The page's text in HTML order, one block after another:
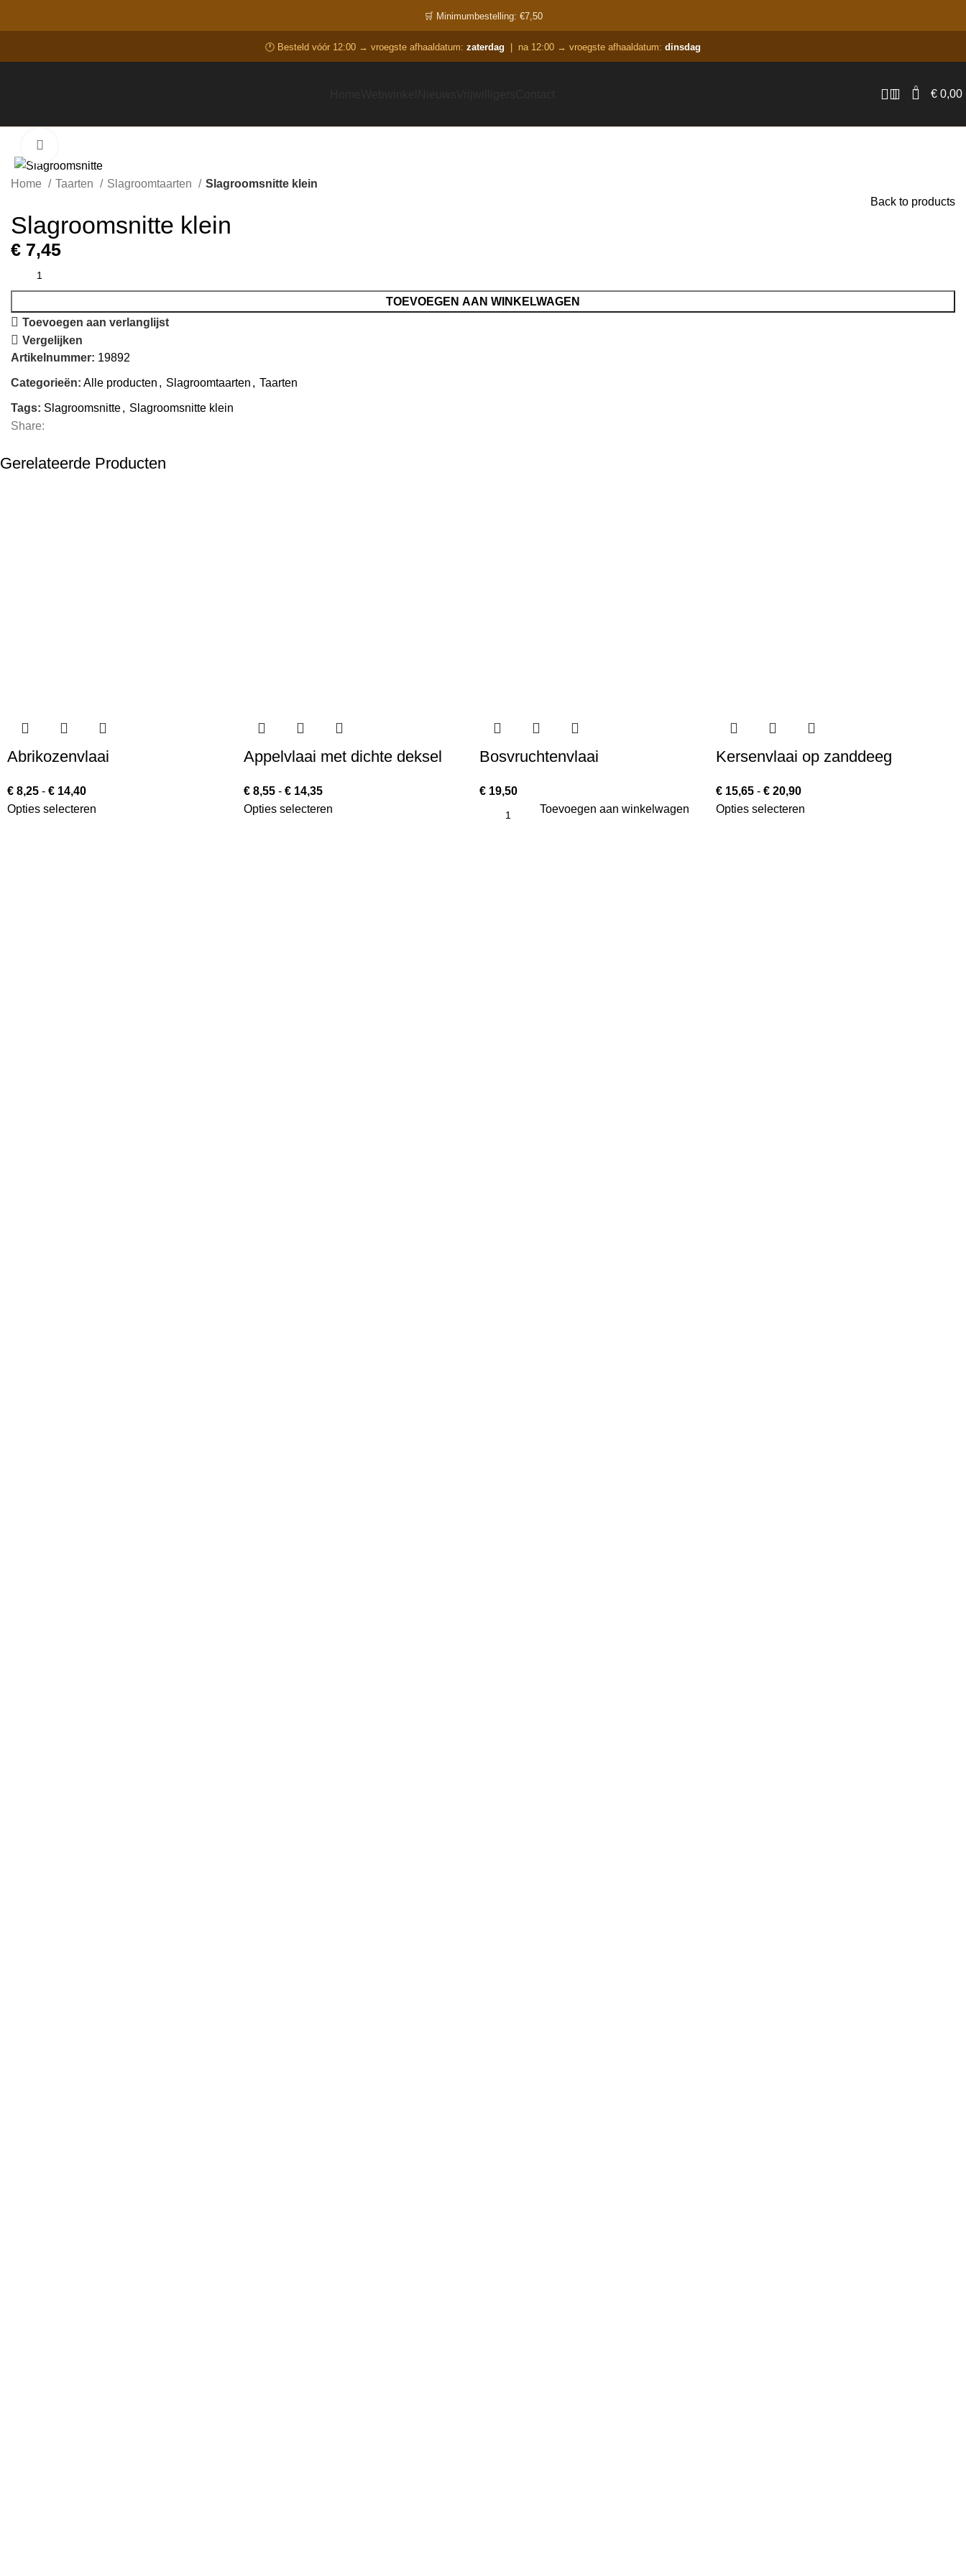
🛒 Minimumbestelling: €7,50
🕐 Besteld vóór 12:00 → vroegste afhaaldatum: zaterdag na 12:00 → vroegste afhaaldatum: dinsdag
0 € 0,00
Home Taarten Slagroomtaarten
Slagroomsnitte klein
Back to products
Slagroomsnitte klein
€ 7,45
TOEVOEGEN AAN WINKELWAGEN
Toevoegen aan verlanglijst
Vergelijken
Artikelnummer: 19892
Categorieën: Alle producten , Slagroomtaarten , Taarten
Tags: Slagroomsnitte, Slagroomsnitte klein
Share:
Gerelateerde Producten
Abrikozenvlaai
€ 8,25 - € 14,40
Opties selecteren
Appelvlaai met dichte deksel
€8,55 - €14,35
Opties selecteren
Bosvruchtenvlaai
€ 19,50
Toevoegen aan winkelwagen
Kersenvlaai op zanddeeg
€15,65 - €20,90
Opties selecteren